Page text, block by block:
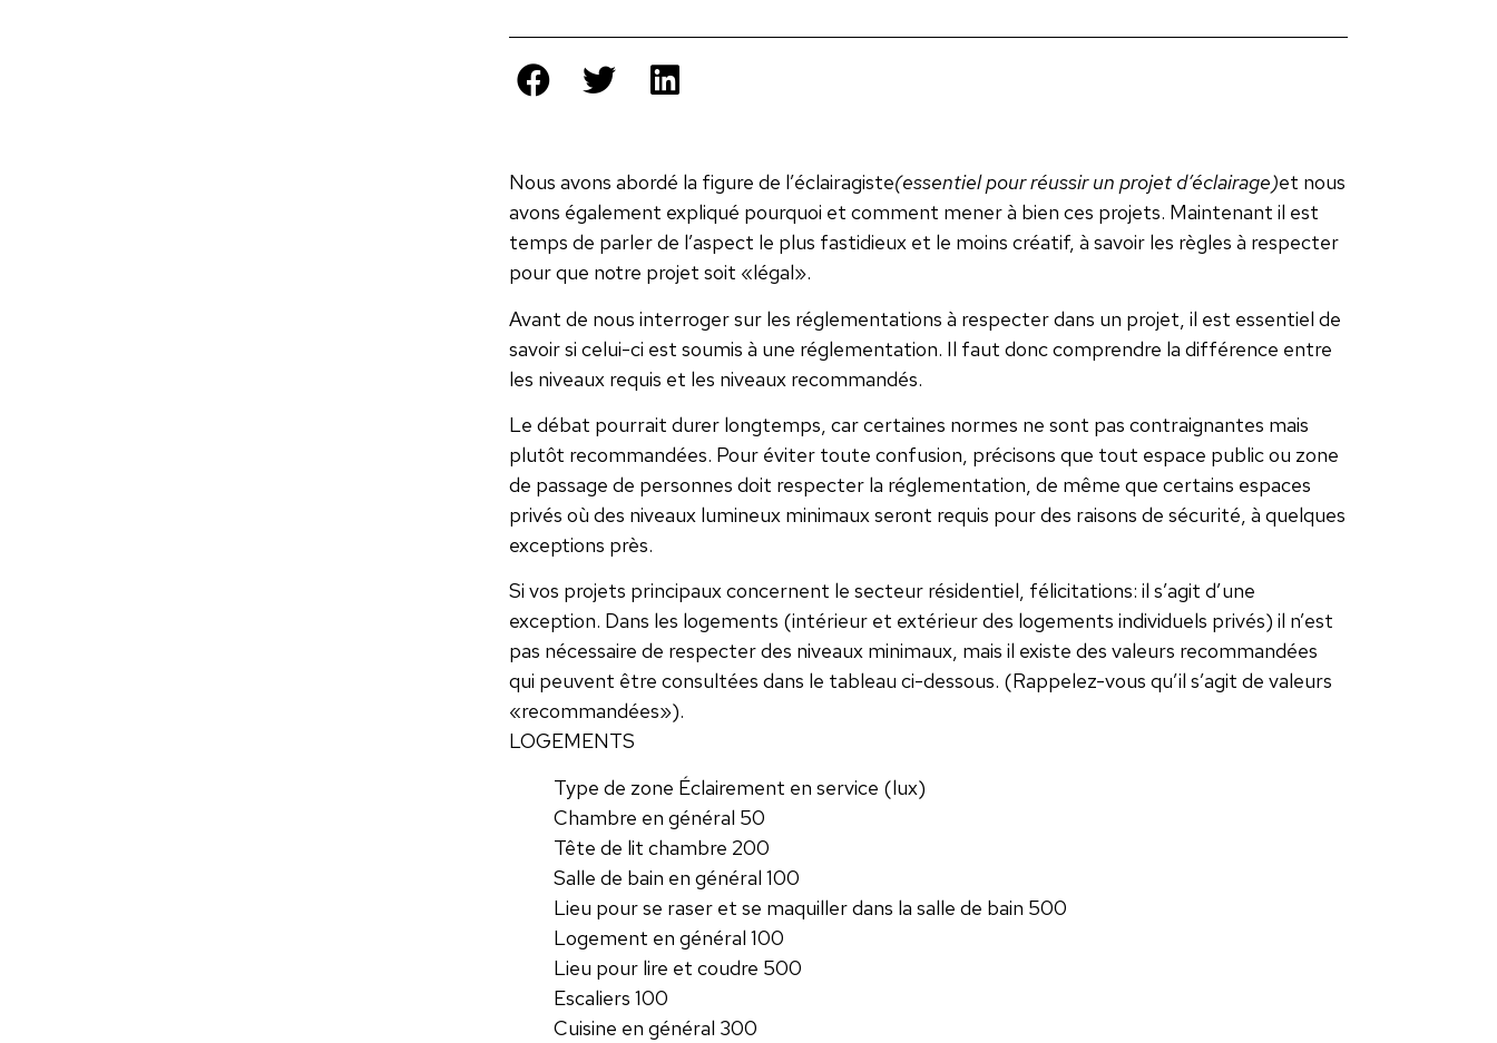
Nous avons abordé la figure de l’éclairagiste(essentiel pour réussir un projet d’éclairage)et nous
avons également expliqué pourquoi et comment mener à bien ces projets. Maintenant il est
temps de parler de l’aspect le plus fastidieux et le moins créatif, à savoir les règles à respecter
pour que notre projet soit «légal».
Avant de nous interroger sur les réglementations à respecter dans un projet, il est essentiel de
savoir si celui-ci est soumis à une réglementation. Il faut donc comprendre la différence entre
les niveaux requis et les niveaux recommandés.
Le débat pourrait durer longtemps, car certaines normes ne sont pas contraignantes mais
plutôt recommandées. Pour éviter toute confusion, précisons que tout espace public ou zone
de passage de personnes doit respecter la réglementation, de même que certains espaces
privés où des niveaux lumineux minimaux seront requis pour des raisons de sécurité, à quelques
exceptions près.
Si vos projets principaux concernent le secteur résidentiel, félicitations: il s’agit d’une
exception. Dans les logements (intérieur et extérieur des logements individuels privés) il n’est
pas nécessaire de respecter des niveaux minimaux, mais il existe des valeurs recommandées
qui peuvent être consultées dans le tableau ci-dessous. (Rappelez-vous qu’il s’agit de valeurs
«recommandées»).
LOGEMENTS
Type de zone Éclairement en service (lux)
Chambre en général 50
Tête de lit chambre 200
Salle de bain en général 100
Lieu pour se raser et se maquiller dans la salle de bain 500
Logement en général 100
Lieu pour lire et coudre 500
Escaliers 100
Cuisine en général 300